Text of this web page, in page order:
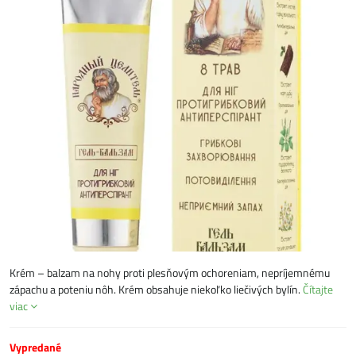
Krém – balzam na nohy proti plesňovým ochoreniam, nepríjemnému
zápachu a poteniu nôh. Krém obsahuje niekoľko liečivých bylín.Čítajte
viac
Vypredané